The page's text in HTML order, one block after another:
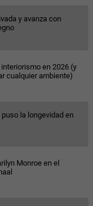
y avanza con
en 2026 (y
cualquier ambiente)
la longevidad en
Monroe en el